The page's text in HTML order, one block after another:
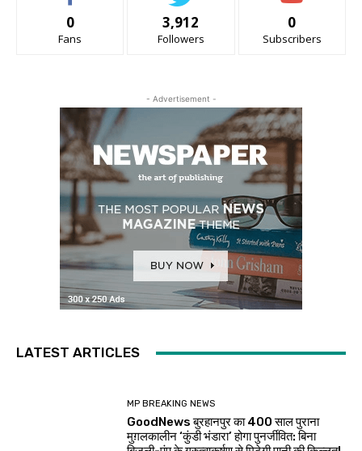
0
Fans
3,912
Followers
0
Subscribers
- Advertisement -
LATEST ARTICLES
MP BREAKING NEWS
GoodNews बुरहानपुर का 400 साल पुराना
मुग़लकालीन ‘कुंडी भंडारा’ होगा पुनर्जीवित: बिना